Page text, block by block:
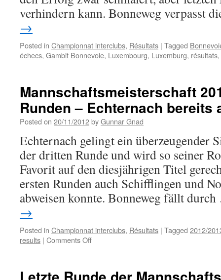
verhindern kann. Bonneweg verpasst
→
Posted in Championnat interclubs, Résultats | Tagged
échecs, Gambit Bonnevoie, Luxembourg, Luxemburg, résultats,
Mannschaftsmeisterschaft
Runden – Echternach bereits
Posted on 20/11/2012byGunnar Gnad
Echternach gelingt ein überzeugender
der dritten Runde und wird so seiner
Favorit auf den diesjährigen Titel
ersten Runden auch Schifflingen und
abweisen konnte. Bonneweg fällt
→
Posted in Championnat interclubs, Résultats | Tagged 2012/
results | Comments Offon